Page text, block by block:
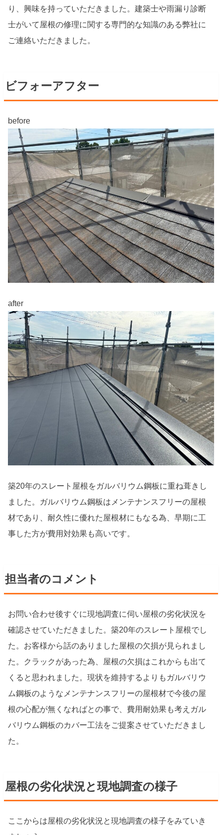
り、興味を持っていただきました。建築士や雨漏り診断
士がいて屋根の修理に関する専門的な知識のある弊社に
ご連絡いただきました。
ビフォーアフター
before
after
築20年のスレート屋根をガルバリウム鋼板に重ね葺きし
ました。ガルバリウム鋼板はメンテナンスフリーの屋根
材であり、耐久性に優れた屋根材にもなる為、早期に工
事した方が費用対効果も高いです。
担当者のコメント
お問い合わせ後すぐに現地調査に伺い屋根の劣化状況を
確認させていただきました。築20年のスレート屋根でし
た。お客様から話のありました屋根の欠損が見られまし
た。クラックがあった為、屋根の欠損はこれからも出て
くると思われました。現状を維持するよりもガルバリウ
ム鋼板のようなメンテナンスフリーの屋根材で今後の屋
根の心配が無くなればとの事で、費用耐効果も考えガル
バリウム鋼板のカバー工法をご提案させていただきまし
た。
屋根の劣化状況と現地調査の様子
ここからは屋根の劣化状況と現地調査の様子をみていき